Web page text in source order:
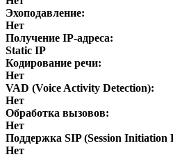
Эхоподавление:
Нет
Получение IP-адреса:
Static IP
Кодирование речи:
Нет
VAD (Voice Activity Detection):
Нет
Обработка вызовов:
Нет
Поддержка SIP (Session Initiation
Нет